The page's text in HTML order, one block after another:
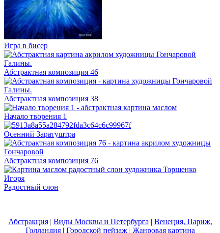
Игра в бисер
Абстрактная композиция 46
Абстрактная композиция 38
Начало творения 1
Осенний Заратуштра
Абстрактная композиция 76
Радостный слон
Абстракция| Виды Москвы и Петербурга | Венеция, Париж,
Голландия| Городской пейзаж| Жанровая картина